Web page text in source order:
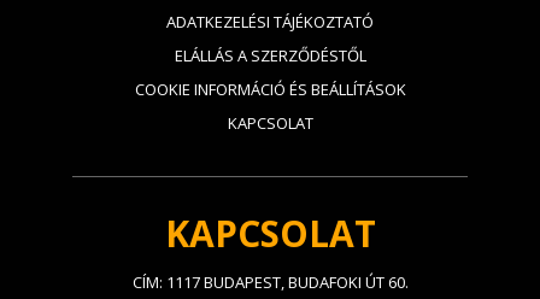
ADATKEZELÉSI TÁJÉKOZTATÓ
ELÁLLÁS A SZERZŐDÉSTŐL
COOKIE INFORMÁCIÓ ÉS BEÁLLÍTÁSOK
KAPCSOLAT
KAPCSOLAT
CÍM: 1117 BUDAPEST, BUDAFOKI ÚT 60.